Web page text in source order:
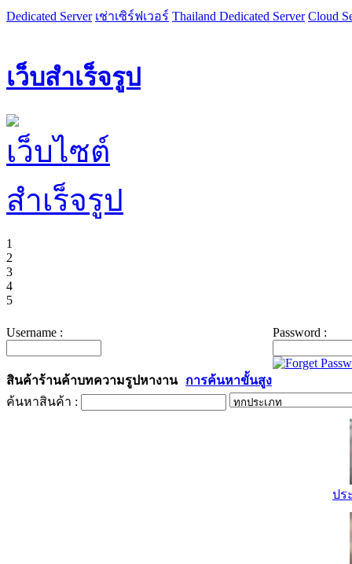
Dedicated Server เช่าเซิร์ฟเวอร์ Thailand Dedicated Server Cloud
เว็บสำเร็จรูป
1
2
3
4
5
Username : Password :
สินค้าร้านค้าบทความรูปหางาน
การค้นหาขั้นสูง
ค้นหาสินค้า :
ปร